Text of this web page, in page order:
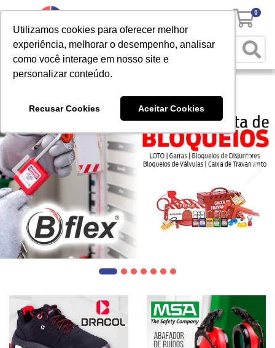
Utilizamos cookies para oferecer melhor
experiência, melhorar o desempenho, analisar
como você interage em nosso site e
personalizar conteúdo.
Recusar Cookies Aceitar Cookies
0